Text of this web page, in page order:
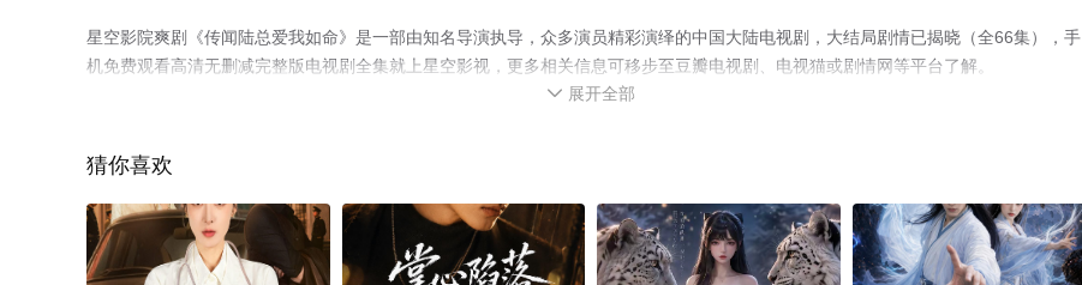
星空影院爽剧《传闻陆总爱我如命》是一部由知名导演执导，众多演员精彩演绎的中国大陆电视剧，大结局剧情已揭晓（全66集），手
机免费观看高清无删减完整版电视剧全集就上星空影视，更多相关信息可移步至豆瓣电视剧、电视猫或剧情网等平台了解。
 展开全部
猜你喜欢